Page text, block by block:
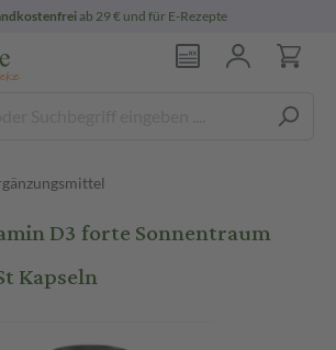
ab 29 € und für E-Rezepte
D3 forte Sonnentraum
Kapseln